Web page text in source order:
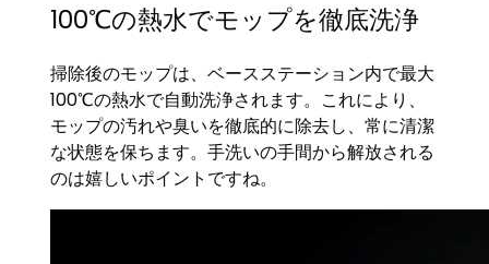
100℃の熱水でモップを徹底洗浄
掃除後のモップは、ベースステーション内で最大
100℃の熱水で自動洗浄されます。これにより、
モップの汚れや臭いを徹底的に除去し、常に清潔
な状態を保ちます。手洗いの手間から解放される
のは嬉しいポイントですね。